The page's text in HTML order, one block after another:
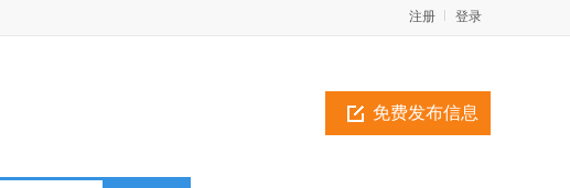
登录
注册
免费发布信息